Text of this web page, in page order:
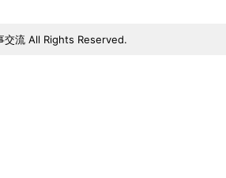
交流 All Rights Reserved.